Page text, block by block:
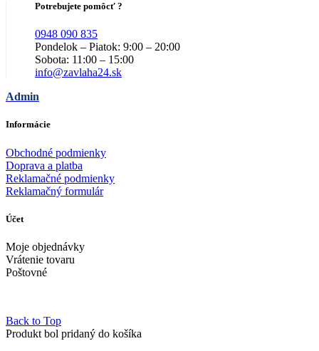
Potrebujete pomôcť ?
0948 090 835
Pondelok – Piatok: 9:00 – 20:00
Sobota: 11:00 – 15:00
info@zavlaha24.sk
Admin
Informácie
Obchodné podmienky
Doprava a platba
Reklamačné podmienky
Reklamačný formulár
Účet
Moje objednávky
Vrátenie tovaru
Poštovné
Back to Top
Produkt bol pridaný do košíka